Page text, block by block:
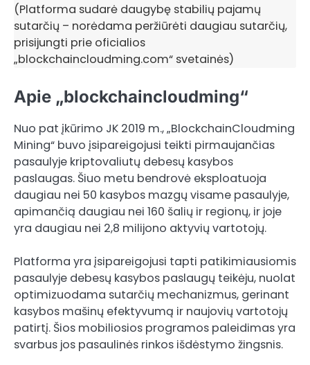
(Platforma sudarė daugybę stabilių pajamų
sutarčių – norėdama peržiūrėti daugiau sutarčių,
prisijungti prie oficialios
„blockchaincloudming.com“ svetainės)
Apie „blockchaincloudming“
Nuo pat įkūrimo JK 2019 m., „BlockchainCloudming
Mining“ buvo įsipareigojusi teikti pirmaujančias
pasaulyje kriptovaliutų debesų kasybos
paslaugas. Šiuo metu bendrovė eksploatuoja
daugiau nei 50 kasybos mazgų visame pasaulyje,
apimančią daugiau nei 160 šalių ir regionų, ir joje
yra daugiau nei 2,8 milijono aktyvių vartotojų.
Platforma yra įsipareigojusi tapti patikimiausiomis
pasaulyje debesų kasybos paslaugų teikėju, nuolat
optimizuodama sutarčių mechanizmus, gerinant
kasybos mašinų efektyvumą ir naujovių vartotojų
patirtį. Šios mobiliosios programos paleidimas yra
svarbus jos pasaulinės rinkos išdėstymo žingsnis.